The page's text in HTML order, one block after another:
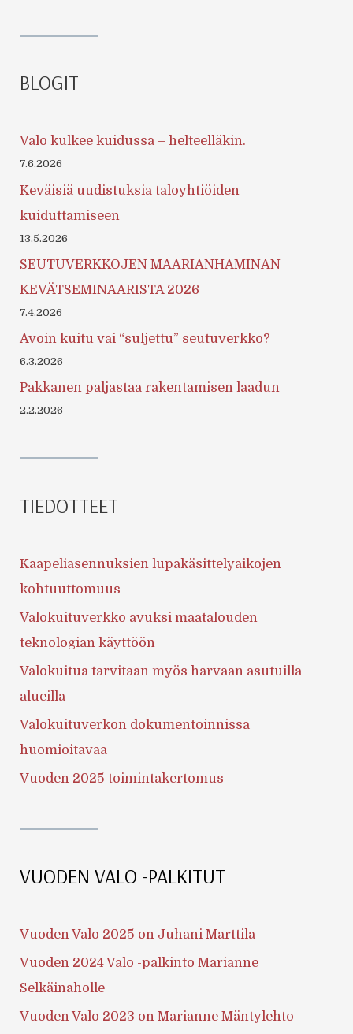
BLOGIT
Valo kulkee kuidussa – helteelläkin.
7.6.2026
Keväisiä uudistuksia taloyhtiöiden
kuiduttamiseen
13.5.2026
SEUTUVERKKOJEN MAARIANHAMINAN
KEVÄTSEMINAARISTA 2026
7.4.2026
Avoin kuitu vai “suljettu” seutuverkko?
6.3.2026
Pakkanen paljastaa rakentamisen laadun
2.2.2026
TIEDOTTEET
Kaapeliasennuksien lupakäsittelyaikojen
kohtuuttomuus
Valokuituverkko avuksi maatalouden
teknologian käyttöön
Valokuitua tarvitaan myös harvaan asutuilla
alueilla
Valokuituverkon dokumentoinnissa
huomioitavaa
Vuoden 2025 toimintakertomus
VUODEN VALO -PALKITUT
Vuoden Valo 2025 on Juhani Marttila
Vuoden 2024 Valo -palkinto Marianne
Selkäinaholle
Vuoden Valo 2023 on Marianne Mäntylehto